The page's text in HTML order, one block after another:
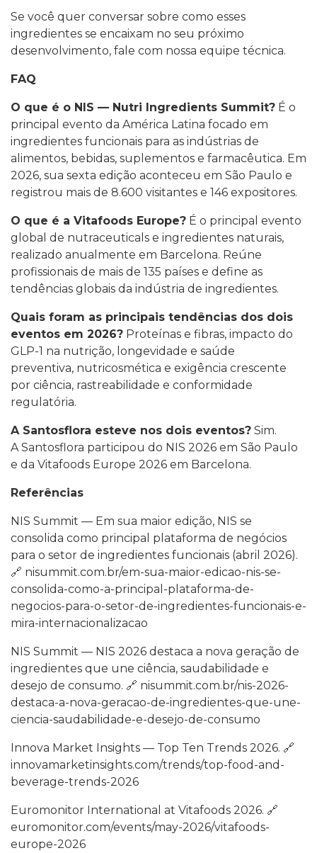
Se você quer conversar sobre como esses
ingredientes se encaixam no seu próximo
desenvolvimento, fale com nossa equipe técnica.
FAQ
O que é o NIS — Nutri Ingredients Summit? É o
principal evento da América Latina focado em
ingredientes funcionais para as indústrias de
alimentos, bebidas, suplementos e farmacêutica. Em
2026, sua sexta edição aconteceu em São Paulo e
registrou mais de 8.600 visitantes e 146 expositores.
O que é a Vitafoods Europe? É o principal evento
global de nutraceuticals e ingredientes naturais,
realizado anualmente em Barcelona. Reúne
profissionais de mais de 135 países e define as
tendências globais da indústria de ingredientes.
Quais foram as principais tendências dos dois
eventos em 2026? Proteínas e fibras, impacto do
GLP-1 na nutrição, longevidade e saúde
preventiva, nutricosmética e exigência crescente
por ciência, rastreabilidade e conformidade
regulatória.
A Santosflora esteve nos dois eventos? Sim.
A Santosflora participou do NIS 2026 em São Paulo
e da Vitafoods Europe 2026 em Barcelona.
Referências
NIS Summit — Em sua maior edição, NIS se
consolida como principal plataforma de negócios
para o setor de ingredientes funcionais (abril 2026).
🔗 nisummit.com.br/em-sua-maior-edicao-nis-se-
consolida-como-a-principal-plataforma-de-
negocios-para-o-setor-de-ingredientes-funcionais-e-
mira-internacionalizacao
NIS Summit — NIS 2026 destaca a nova geração de
ingredientes que une ciência, saudabilidade e
desejo de consumo. 🔗 nisummit.com.br/nis-2026-
destaca-a-nova-geracao-de-ingredientes-que-une-
ciencia-saudabilidade-e-desejo-de-consumo
Innova Market Insights — Top Ten Trends 2026. 🔗
innovamarketinsights.com/trends/top-food-and-
beverage-trends-2026
Euromonitor International at Vitafoods 2026. 🔗
euromonitor.com/events/may-2026/vitafoods-
europe-2026